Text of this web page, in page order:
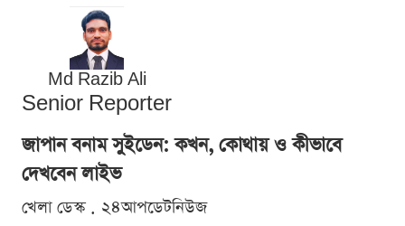
Md Razib Ali
Senior Reporter
জাপান বনাম সুইডেন: কখন, কোথায় ও কীভাবে
দেখবেন লাইভ
খেলা ডেস্ক . ২৪আপডেটনিউজ